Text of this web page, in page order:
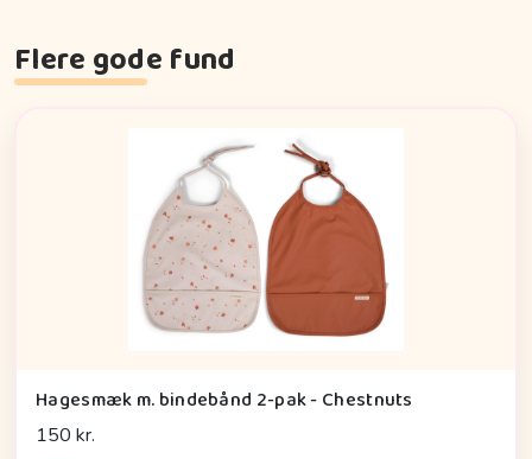
Flere gode fund
Hagesmæk m. bindebånd 2-pak - Chestnuts
150 kr.